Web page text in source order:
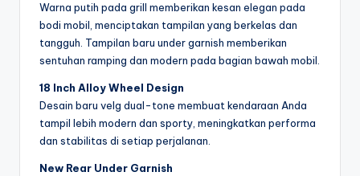
Warna putih pada grill memberikan kesan elegan pada
bodi mobil, menciptakan tampilan yang berkelas dan
tangguh. Tampilan baru under garnish memberikan
sentuhan ramping dan modern pada bagian bawah mobil.
18 Inch Alloy Wheel Design
Desain baru velg dual-tone membuat kendaraan Anda
tampil lebih modern dan sporty, meningkatkan performa
dan stabilitas di setiap perjalanan.
New Rear Under Garnish